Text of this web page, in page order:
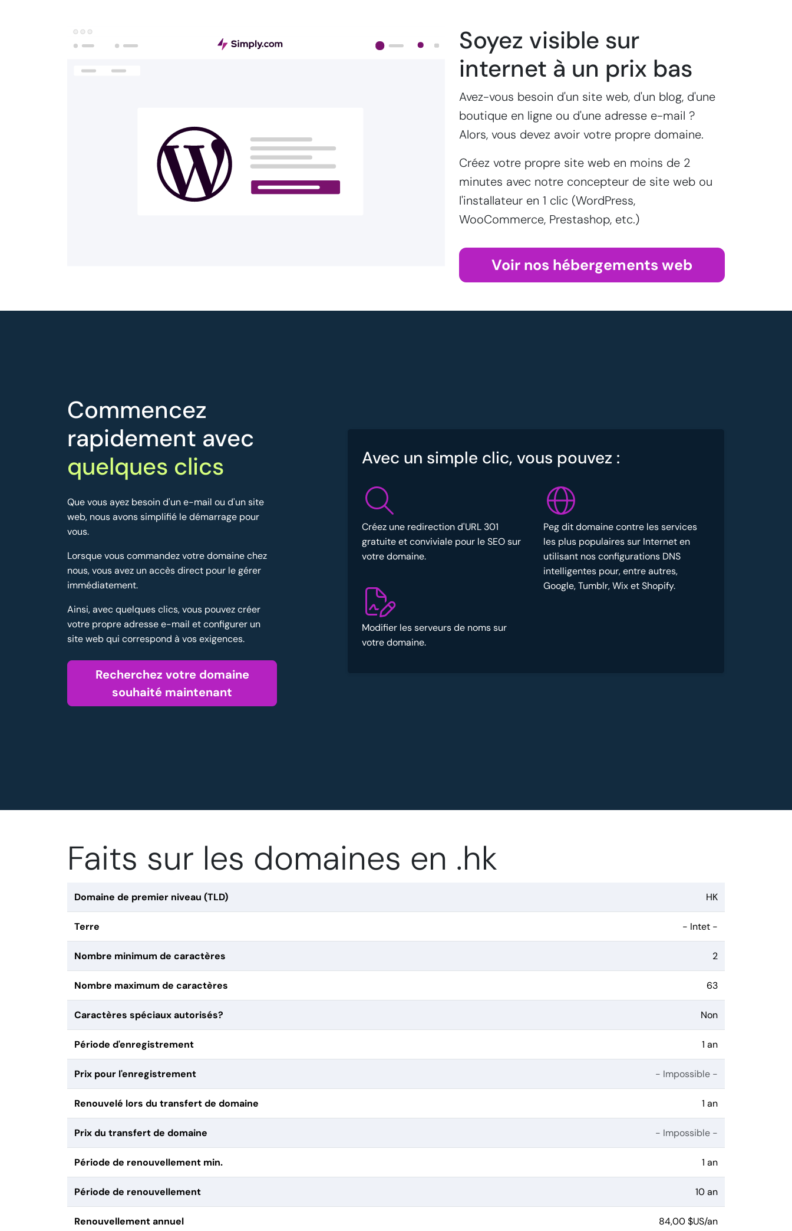
Soyez visible sur
internet à un prix bas
Avez-vous besoin d'un site web, d'un blog, d'une
boutique en ligne ou d'une adresse e-mail ?
Alors, vous devez avoir votre propre domaine.
Créez votre propre site web en moins de 2
minutes avec notre concepteur de site web ou
l'installateur en 1 clic (WordPress,
WooCommerce, Prestashop, etc.)
Voir nos hébergements web
Commencez
rapidement avec
quelques clics
Que vous ayez besoin d'un e-mail ou d'un site
web, nous avons simplifié le démarrage pour
vous.
Lorsque vous commandez votre domaine chez
nous, vous avez un accès direct pour le gérer
immédiatement.
Ainsi, avec quelques clics, vous pouvez créer
votre propre adresse e-mail et configurer un
site web qui correspond à vos exigences.
Recherchez votre domaine
souhaité maintenant
Avec un simple clic, vous pouvez :
Créez une redirection d'URL 301
gratuite et conviviale pour le SEO sur
votre domaine.
Modifier les serveurs de noms sur
votre domaine.
Peg dit domaine contre les services
les plus populaires sur Internet en
utilisant nos configurations DNS
intelligentes pour, entre autres,
Google, Tumblr, Wix et Shopify.
Faits sur les domaines en .hk
Domaine de premier niveau (TLD) HK
Terre - Intet -
Nombre minimum de caractères 2
Nombre maximum de caractères 63
Caractères spéciaux autorisés? Non
Période d'enregistrement 1 an
Prix pour l'enregistrement - Impossible -
Renouvelé lors du transfert de domaine 1 an
Prix du transfert de domaine - Impossible -
Période de renouvellement min. 1 an
Période de renouvellement 10 an
Renouvellement annuel 84,00 $US/an